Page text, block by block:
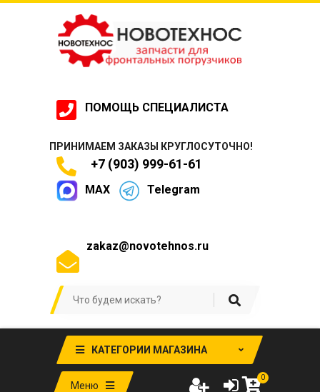
ПОМОЩЬ СПЕЦИАЛИСТА
ПРИНИМАЕМ ЗАКАЗЫ КРУГЛОСУТОЧНО!
+7 (903) 999-61-61
MAX Telegram
zakaz@novotehnos.ru
КАТЕГОРИИ МАГАЗИНА
Меню
0